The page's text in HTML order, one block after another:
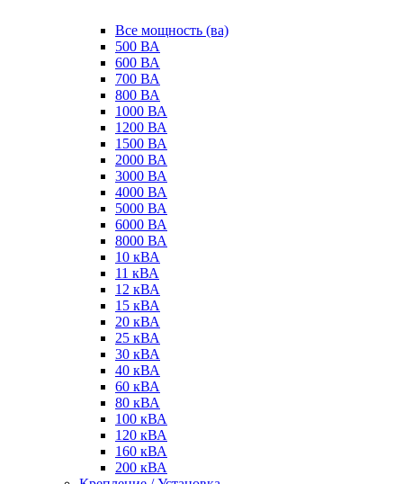
Все мощность (ва)
500 ВА
600 ВА
700 ВА
800 ВА
1000 ВА
1200 ВА
1500 ВА
2000 ВА
3000 ВА
4000 ВА
5000 ВА
6000 ВА
8000 ВА
10 кВА
11 кВА
12 кВА
15 кВА
20 кВА
25 кВА
30 кВА
40 кВА
60 кВА
80 кВА
100 кВА
120 кВА
160 кВА
200 кВА